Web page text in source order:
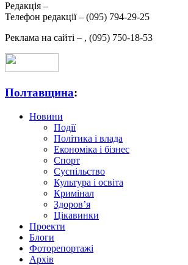
Редакція –
Телефон редакції – (095) 794-29-25
Реклама на сайті – , (095) 750-18-53
Полтавщина:
Новини
Події
Політика і влада
Економіка і бізнес
Спорт
Суспільство
Культура і освіта
Кримінал
Здоров’я
Цікавинки
Проекти
Блоги
Фоторепортажі
Архів